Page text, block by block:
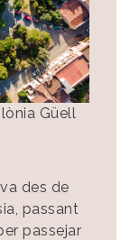
Güell
des de
passant
passejar